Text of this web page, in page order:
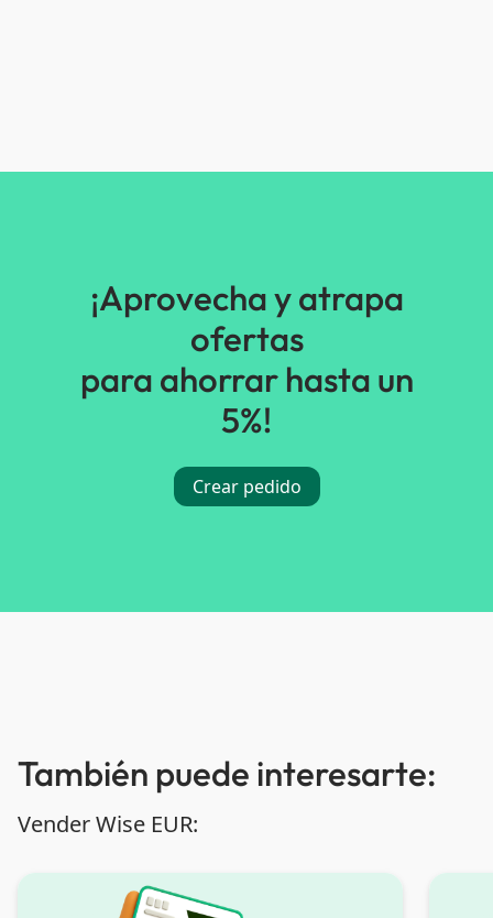
¡Aprovecha y atrapa
ofertas
para ahorrar hasta un
5%!
Crear pedido
También puede interesarte:
Vender Wise EUR: